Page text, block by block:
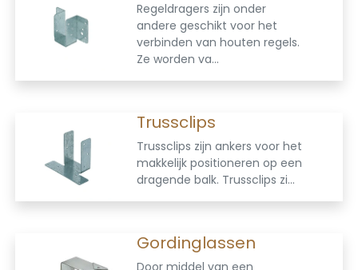
Regeldragers zijn onder
andere geschikt voor het
verbinden van houten regels.
Ze worden va...
Trussclips
Trussclips zijn ankers voor het
makkelijk positioneren op een
dragende balk. Trussclips zi...
Gordinglassen
Door middel van een